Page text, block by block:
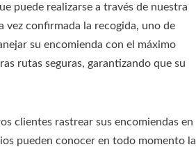
puede realizarse a través de nuestra
confirmada la recogida, uno de
su encomienda con el máximo
rutas seguras, garantizando que su
clientes rastrear sus encomiendas en
pueden conocer en todo momento la